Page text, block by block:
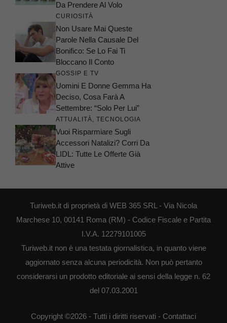
Da Prendere Al Volo
CURIOSITÀ
Non Usare Mai Queste
Parole Nella Causale Del
Bonifico: Se Lo Fai Ti
Bloccano Il Conto
GOSSIP E TV
Uomini E Donne Gemma Ha
Deciso, Cosa Farà A
Settembre: “Solo Per Lui”
ATTUALITÀ, TECNOLOGIA
Vuoi Risparmiare Sugli
Accessori Natalizi? Corri Da
LIDL: Tutte Le Offerte Già
Attive
Turiweb.it di proprietà di WEB 365 SRL - Via Nicola
Marchese 10, 00141 Roma (RM) - Codice Fiscale e Partita
I.V.A. 12279101005
Turiweb.it non è una testata giornalistica, in quanto viene
aggiornato senza alcuna periodicità. Non può pertanto
considerarsi un prodotto editoriale ai sensi della legge n. 62
del 07.03.2001
Copyright ©2026 - Tutti i diritti riservati - Contattaci